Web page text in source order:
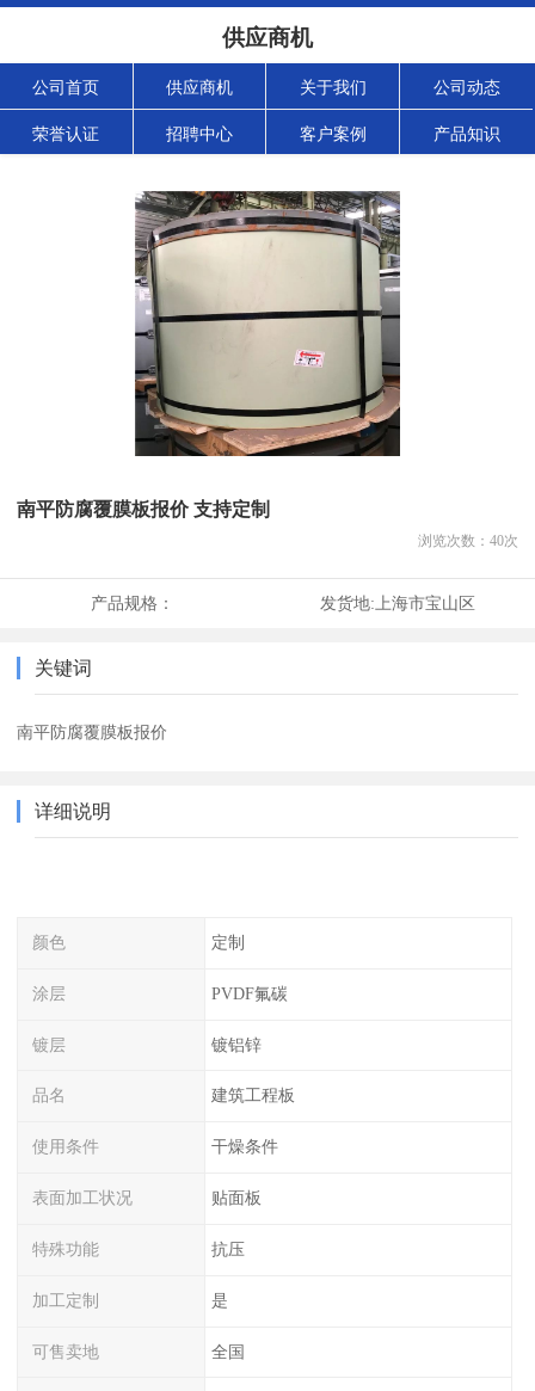
供应商机
公司首页 供应商机 关于我们 公司动态
荣誉认证 招聘中心 客户案例 产品知识
南平防腐覆膜板报价 支持定制
浏览次数： 40次
产品规格： 发货地: 上海市宝山区
关键词
南平防腐覆膜板报价
详细说明
颜色 定制
涂层 PVDF氟碳
镀层 镀铝锌
品名 建筑工程板
使用条件 干燥条件
表面加工状况 贴面板
特殊功能 抗压
加工定制 是
可售卖地 全国